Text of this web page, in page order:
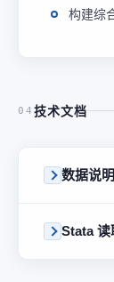
构建综
04 技术文档
数据说
Stata 读